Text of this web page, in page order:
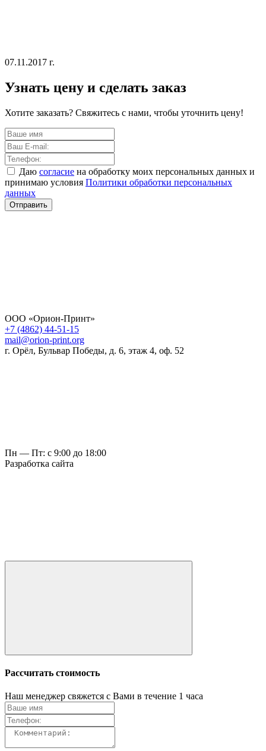
07.11.2017 г.
Узнать цену и сделать заказ
Хотите заказать? Свяжитесь с нами, чтобы уточнить цену!
Даю согласие на обработку моих персональных данных и
принимаю условия Политики обработки персональных
данных
Отправить
ООО «Орион-Принт»
+7 (4862) 44-51-15
mail@orion-print.org
г. Орёл, Бульвар Победы, д. 6, этаж 4, оф. 52
Пн — Пт: с 9:00 до 18:00
Разработка сайта
Рассчитать стоимость
Наш менеджер свяжется с Вами в течение 1 часа